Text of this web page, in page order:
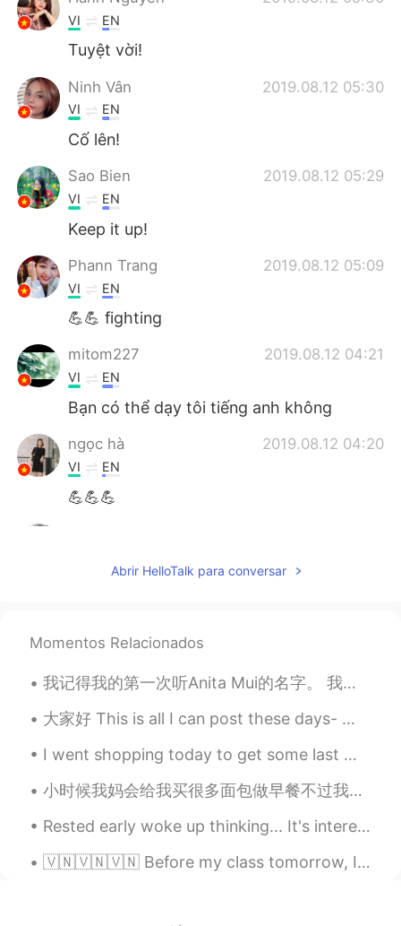
VI EN
Tuyệt vời!
Ninh Vân 2019.08.12 05:30
VI EN
Cố lên!
Sao Bien 2019.08.12 05:29
VI EN
Keep it up!
Phann Trang 2019.08.12 05:09
VI EN
💪💪 fighting
mitom227 2019.08.12 04:21
VI EN
Bạn có thể dạy tôi tiếng anh không
ngọc hà 2019.08.12 04:20
VI EN
💪💪💪
VI EN
Cố gắng lên
Abrir HelloTalk para conversar
Momentos Relacionados
我记得我的第一次听Anita Mui的名字。 我跟我女朋友从江门回深圳我建议他收听Journey的叫Faithfully的歌。她听一下说她听过那首歌的粤语版说歌手不在世。 我平时很少听有名的西方...
大家好 This is all I can post these days- 因为我现在在家隔离 我每天吃菠菜鸡肉饭和黑豆 第三是：绿色蔬菜奶昔 用料： 冷冻菠菜 羽衣甘蓝 蓝莓 whe...
I went shopping today to get some last minute items I need for my trip and have my nails done. 💅👙💄
小时候我妈会给我买很多面包做早餐不过我早餐吃得很少，可能因为一大早没有心情去上学所以也没有口味吃早餐😂，所以很多买回来的面包最后都会过期，然后把它扔进垃圾桶。有一次我妈想起一个后来后悔的办法，她...
Rested early woke up thinking... It's interesting how humans analyze and learn more about human b...
🇻🇳🇻🇳🇻🇳 Before my class tomorrow, I’d like to review some vocabulary and pronunciation. Any advice...